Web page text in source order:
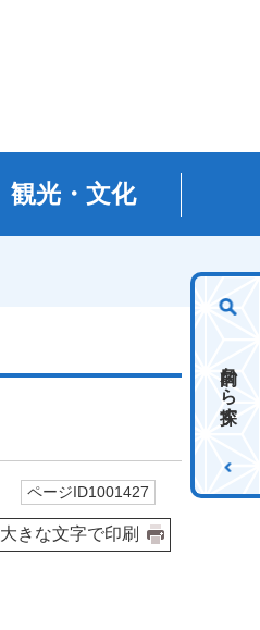
観光・文化
目的から探す
ページID1001427
大きな文字で印刷